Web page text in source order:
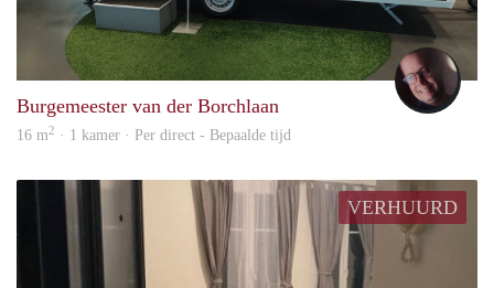
Burgemeester van der Borchlaan
16 m2 · 1 kamer · Per direct - Bepaalde tijd
VERHUURD